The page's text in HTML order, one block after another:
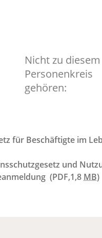
Nicht zu diesem
Personenkreis
gehören:
für Beschäftigte im
und
(PDF,1,8 MB)